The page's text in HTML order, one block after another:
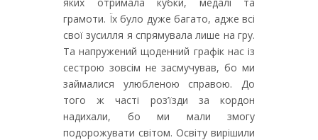
грамоти. Їх було дуже багато, адже всі
свої зусилля я спрямувала лише на гру.
Та напружений щоденний графік нас із
сестрою зовсім не засмучував, бо ми
займалися улюбленою справою. До
того ж часті роз’їзди за кордон
надихали, бо ми мали змогу
подорожувати світом. Освіту вирішили